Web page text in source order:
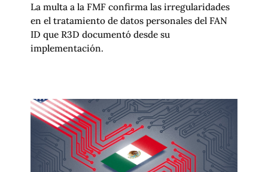
La multa a la FMF confirma las irregularidades
en el tratamiento de datos personales del FAN
ID que R3D documentó desde su
implementación.